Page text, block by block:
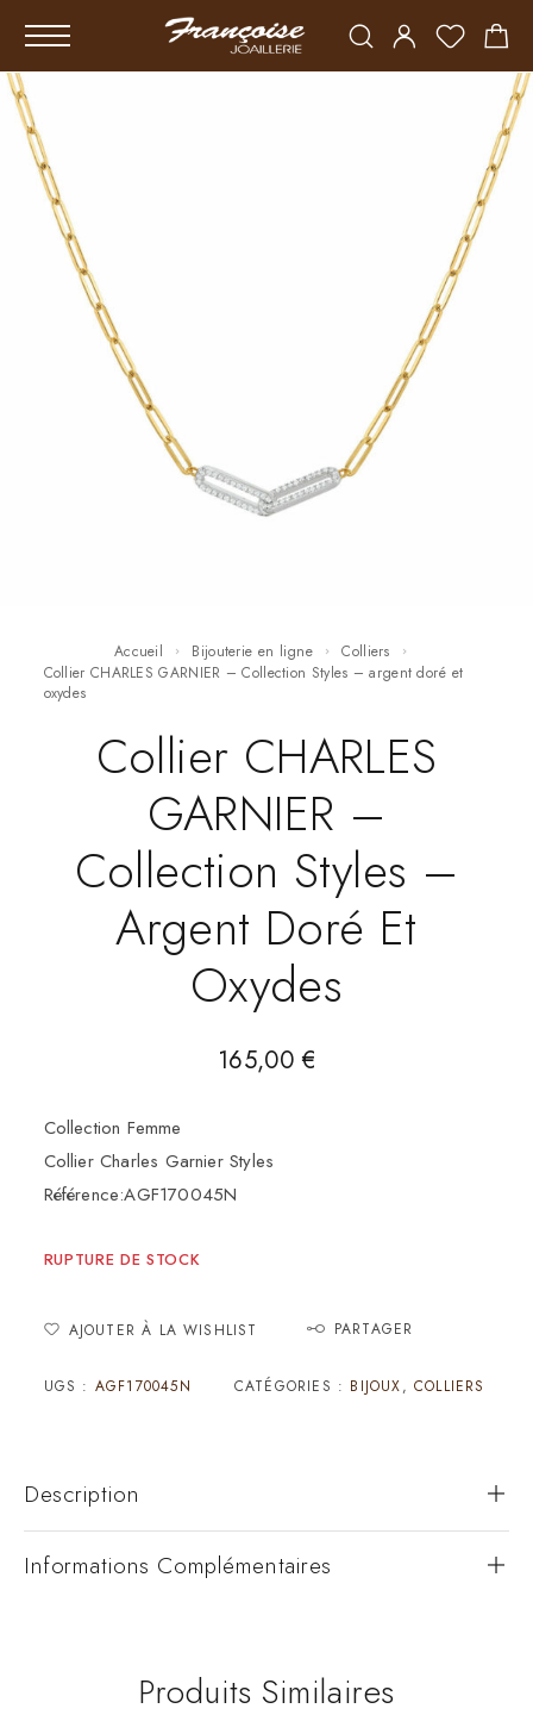
Accueil Bijouterie en ligne
Colliers
Collier CHARLES GARNIER – Collection Styles – argent doré et
oxydes
Collier CHARLES
GARNIER –
Collection Styles –
Argent Doré Et
Oxydes
165,00€
Collection Femme
Collier Charles Garnier Styles
Référence:AGF170045N
RUPTURE DE STOCK
AJOUTER À LA WISHLIST PARTAGER
UGS : AGF170045N CATÉGORIES : BIJOUX, COLLIERS
Description
Informations Complémentaires
Produits Similaires